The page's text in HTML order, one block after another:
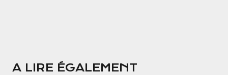
A LIRE ÉGALEMENT